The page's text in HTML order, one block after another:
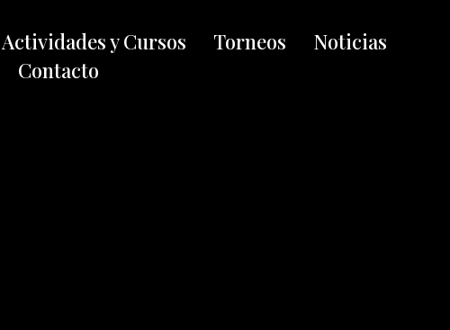
Actividades y Cursos Torneos
Noticias
Contacto